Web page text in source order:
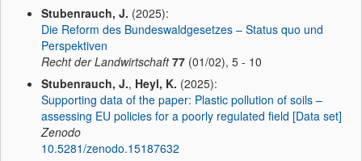
Stubenrauch, J. (2025):
Die Reform des Bundeswaldgesetzes – Status quo und
Perspektiven
Recht der Landwirtschaft 77 (01/02), 5 - 10
Stubenrauch, J., Heyl, K. (2025):
Supporting data of the paper: Plastic pollution of soils –
assessing EU policies for a poorly regulated field [Data set]
Zenodo
10.5281/zenodo.15187632